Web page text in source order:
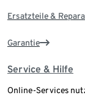
Ersatzteile &
Garantie
Service & Hilfe
Online-Services